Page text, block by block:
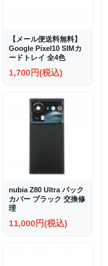
【メール便送料無料】
Google Pixel10 SIMカ
ードトレイ 全4色
1,700円(税込)
nubia Z80 Ultra バック
カバー ブラック 交換修
理
11,000円(税込)